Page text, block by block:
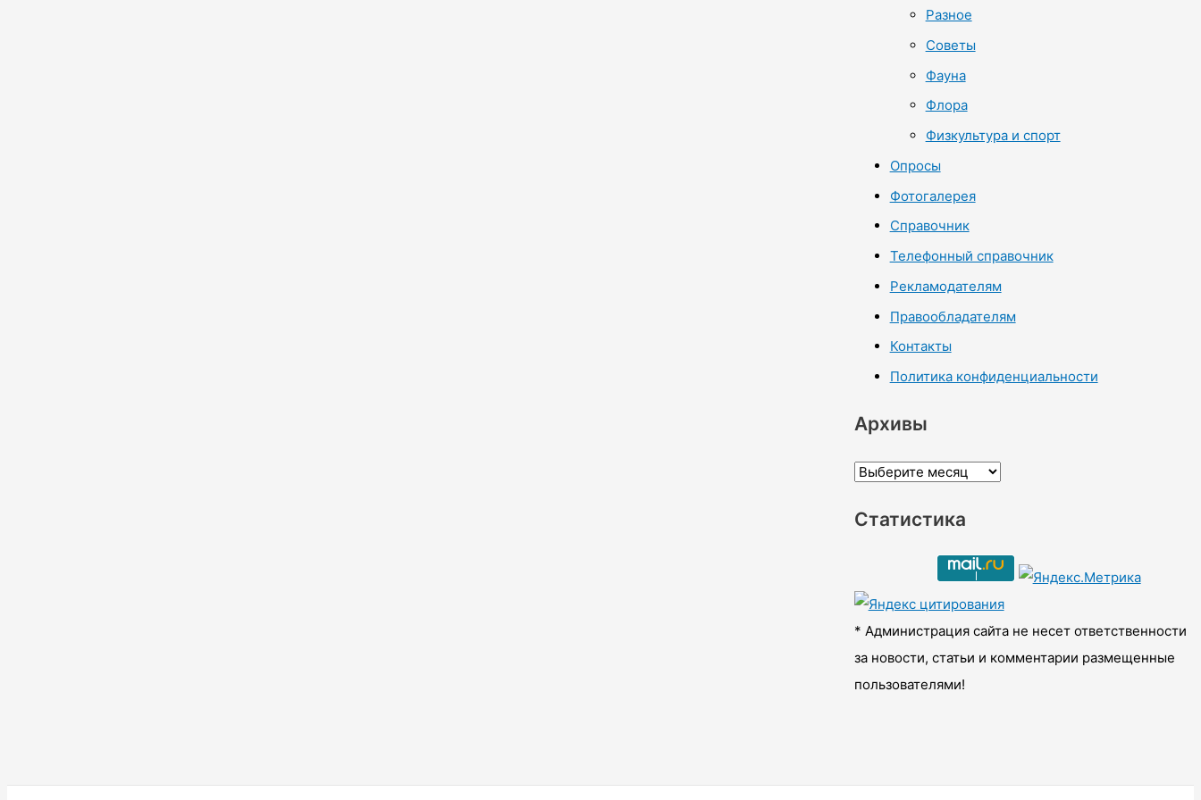
Разное
Советы
Фауна
Флора
Физкультура и спорт
Опросы
Фотогалерея
Справочник
Телефонный справочник
Рекламодателям
Правообладателям
Контакты
Политика конфиденциальности
Архивы
А
х
ы
Статистика
* Администрация сайта не несет ответственности
за новости, статьи и комментарии размещенные
пользователями!